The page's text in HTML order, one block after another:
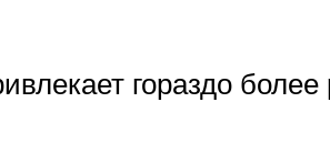
гораздо более